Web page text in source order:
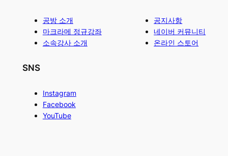
공방 소개
마크라메 정규강좌
소속강사 소개
공지사항
네이버 커뮤니티
온라인 스토어
SNS
Instagram
Facebook
YouTube